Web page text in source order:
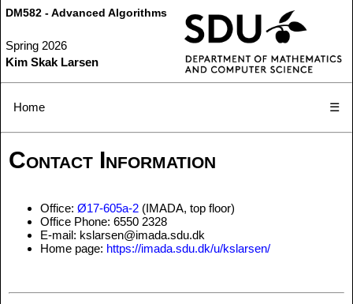
DM582 - Advanced Algorithms
Spring 2026
Kim Skak Larsen
Home ☰
Contact Information
Office: Ø17-605a-2 (IMADA, top floor)
Office Phone: 6550 2328
E-mail: kslarsen@imada.sdu.dk
Home page: https://imada.sdu.dk/u/kslarsen/